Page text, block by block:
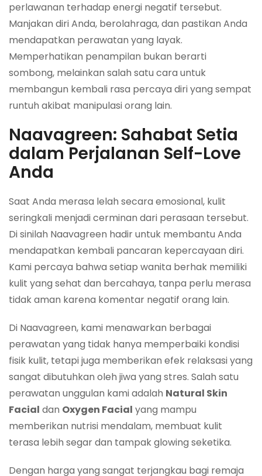
perlawanan terhadap energi negatif tersebut.
Manjakan diri Anda, berolahraga, dan pastikan Anda
mendapatkan perawatan yang layak.
Memperhatikan penampilan bukan berarti
sombong, melainkan salah satu cara untuk
membangun kembali rasa percaya diri yang sempat
runtuh akibat manipulasi orang lain.
Naavagreen: Sahabat Setia
dalam Perjalanan Self-Love
Anda
Saat Anda merasa lelah secara emosional, kulit
seringkali menjadi cerminan dari perasaan tersebut.
Di sinilah Naavagreen hadir untuk membantu Anda
mendapatkan kembali pancaran kepercayaan diri.
Kami percaya bahwa setiap wanita berhak memiliki
kulit yang sehat dan bercahaya, tanpa perlu merasa
tidak aman karena komentar negatif orang lain.
Di Naavagreen, kami menawarkan berbagai
perawatan yang tidak hanya memperbaiki kondisi
fisik kulit, tetapi juga memberikan efek relaksasi yang
sangat dibutuhkan oleh jiwa yang stres. Salah satu
perawatan unggulan kami adalah Natural Skin
Facial dan Oxygen Facial yang mampu
memberikan nutrisi mendalam, membuat kulit
terasa lebih segar dan tampak glowing seketika.
Dengan harga yang sangat terjangkau bagi remaja